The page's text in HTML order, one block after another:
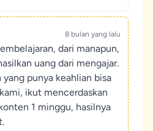
8 bulan yang lalu
dari manapun,
uang dari mengajar.
punya keahlian bisa
ikut mencerdaskan
1 minggu, hasilnya